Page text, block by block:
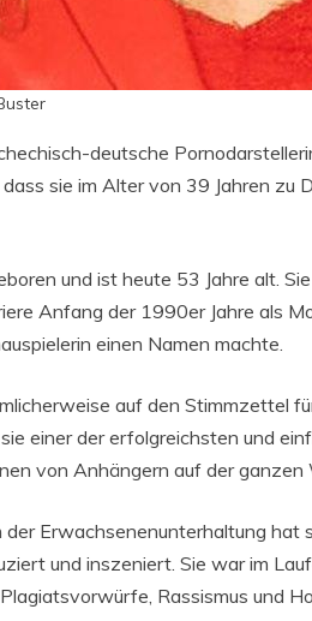
deutsche
sie im Alter von 39 Jahren
und ist heute 53 Jahre alt.
Anfang der 1990er Jahre als
einen Namen machte.
auf den Stimmzettel
einer der erfolgreichsten und
von Anhängern auf der ganzen
Erwachsenenunterhaltung hat
und inszeniert. Sie war im
Rassismus und